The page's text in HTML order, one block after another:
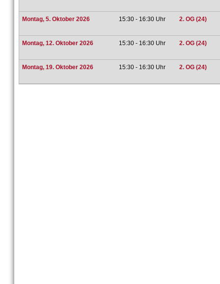
Montag, 5. Oktober 2026 15:30 - 16:30 Uhr 2. OG (24)
Montag, 12. Oktober 2026 15:30 - 16:30 Uhr 2. OG (24)
Montag, 19. Oktober 2026 15:30 - 16:30 Uhr 2. OG (24)